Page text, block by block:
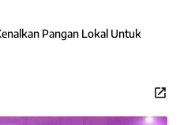
Pangan Lokal Untuk